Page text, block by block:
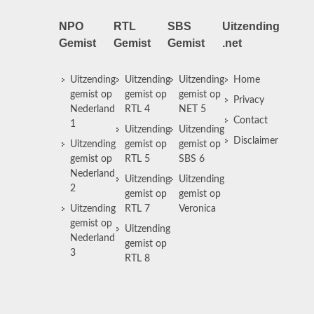
NPO
Gemist
Uitzending
gemist op
Nederland
1
Uitzending
gemist op
Nederland
2
Uitzending
gemist op
Nederland
3
RTL
Gemist
Uitzending
gemist op
RTL 4
Uitzending
gemist op
RTL 5
Uitzending
gemist op
RTL 7
Uitzending
gemist op
RTL 8
SBS
Gemist
Uitzending
gemist op
NET 5
Uitzending
gemist op
SBS 6
Uitzending
gemist op
Veronica
Uitzending
.net
Home
Privacy
Contact
Disclaimer